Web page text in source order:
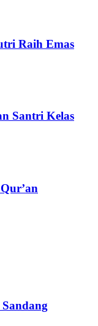
Raih Emas
Santri Kelas